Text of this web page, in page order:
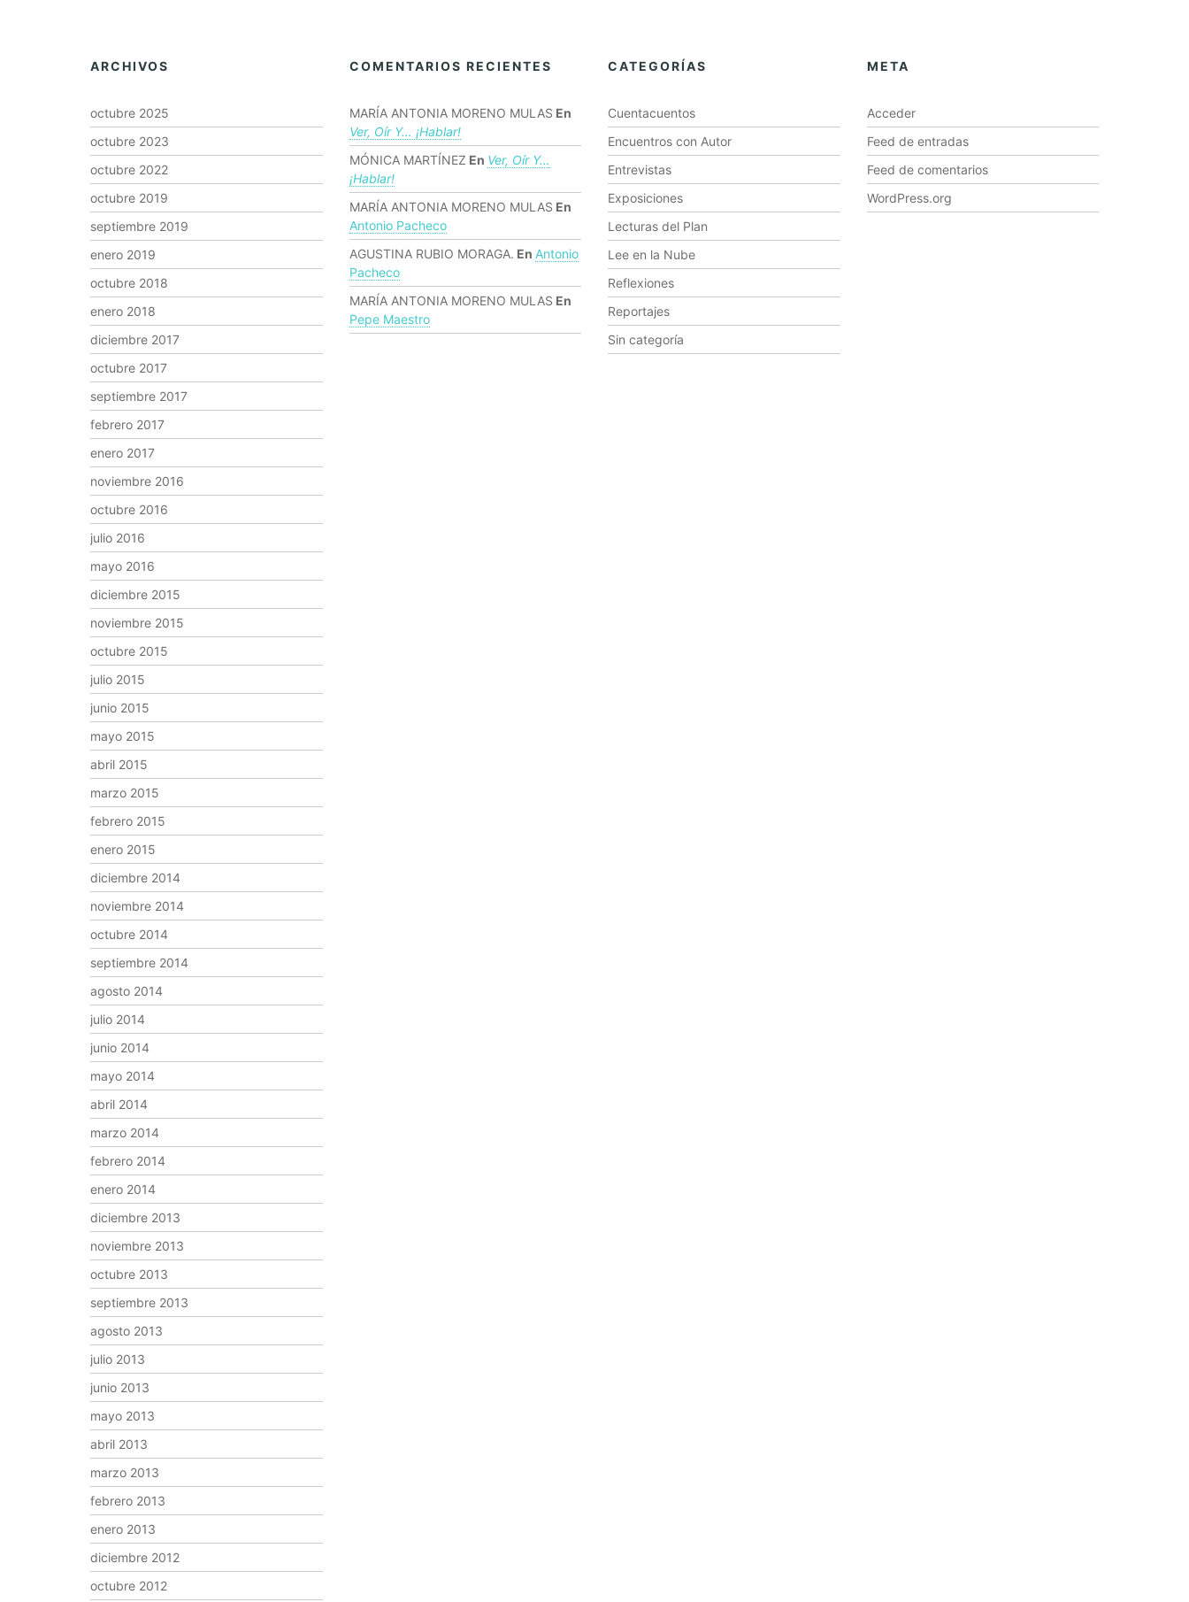
ARCHIVOS
octubre 2025
octubre 2023
octubre 2022
octubre 2019
septiembre 2019
enero 2019
octubre 2018
enero 2018
diciembre 2017
octubre 2017
septiembre 2017
febrero 2017
enero 2017
noviembre 2016
octubre 2016
julio 2016
mayo 2016
diciembre 2015
noviembre 2015
octubre 2015
julio 2015
junio 2015
mayo 2015
abril 2015
marzo 2015
febrero 2015
enero 2015
diciembre 2014
noviembre 2014
octubre 2014
septiembre 2014
agosto 2014
julio 2014
junio 2014
mayo 2014
abril 2014
marzo 2014
febrero 2014
enero 2014
diciembre 2013
noviembre 2013
octubre 2013
septiembre 2013
agosto 2013
julio 2013
junio 2013
mayo 2013
abril 2013
marzo 2013
febrero 2013
enero 2013
diciembre 2012
octubre 2012
COMENTARIOS RECIENTES
MARÍA ANTONIA MORENO MULAS En
Ver, Oír Y… ¡hablar!
MÓNICA MARTÍNEZ En Ver, Oír Y…
¡hablar!
MARÍA ANTONIA MORENO MULAS En
Antonio Pacheco
AGUSTINA RUBIO MORAGA. En Antonio
Pacheco
MARÍA ANTONIA MORENO MULAS En
Pepe Maestro
CATEGORÍAS
Cuentacuentos
Encuentros con Autor
Entrevistas
Exposiciones
Lecturas del Plan
Lee en la Nube
Reflexiones
Reportajes
Sin categoría
META
Acceder
Feed de entradas
Feed de comentarios
WordPress.org